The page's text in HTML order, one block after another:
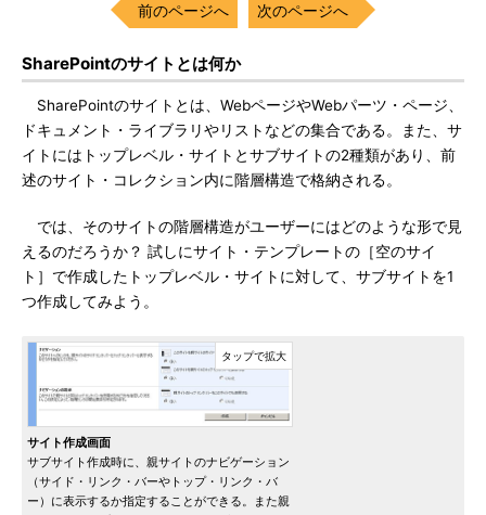
前のページへ 次のページへ
SharePointのサイトとは何か
SharePointのサイトとは、WebページやWebパーツ・ページ、
ドキュメント・ライブラリやリストなどの集合である。また、サ
イトにはトップレベル・サイトとサブサイトの2種類があり、前
述のサイト・コレクション内に階層構造で格納される。
では、そのサイトの階層構造がユーザーにはどのような形で見
えるのだろうか？ 試しにサイト・テンプレートの［空のサイ
ト］で作成したトップレベル・サイトに対して、サブサイトを1
つ作成してみよう。
サイト作成画面
サブサイト作成時に、親サイトのナビゲーション
（サイド・リンク・バーやトップ・リンク・バ
ー）に表示するか指定することができる。また親